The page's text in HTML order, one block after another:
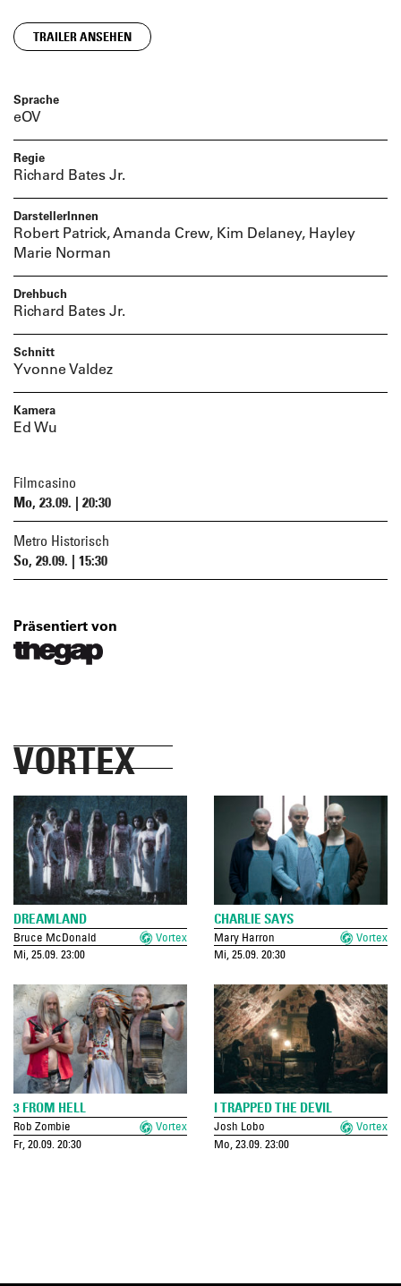
TRAILER ANSEHEN
Sprache
eOV
Regie
Richard Bates Jr.
DarstellerInnen
Robert Patrick, Amanda Crew, Kim Delaney, Hayley
Marie Norman
Drehbuch
Richard Bates Jr.
Schnitt
Yvonne Valdez
Kamera
Ed Wu
Filmcasino
Mo, 23.09. | 20:30
Metro Historisch
So, 29.09. | 15:30
Präsentiert von
VORTEX
DREAMLAND
Bruce McDonald
Vortex
Mi, 25.09. 23:00
CHARLIE SAYS
Mary Harron
Vortex
Mi, 25.09. 20:30
3 FROM HELL
Rob Zombie
Vortex
Fr, 20.09. 20:30
I TRAPPED THE DEVIL
Josh Lobo
Vortex
Mo, 23.09. 23:00